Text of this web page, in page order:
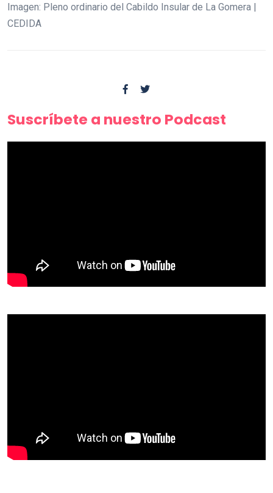
Imagen: Pleno ordinario del Cabildo Insular de La Gomera |
CEDIDA
Suscríbete a nuestro Podcast